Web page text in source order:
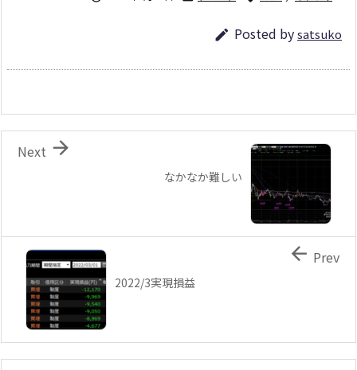
 Posted bysatsuko
なかなか難しい

Next
2022/3実現損益
 Prev